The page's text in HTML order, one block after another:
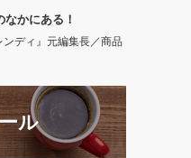
かにある！
ディ』元編集長／商品
ル